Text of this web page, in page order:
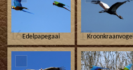
16Edelpapegaai 17Kroonkraanvogel